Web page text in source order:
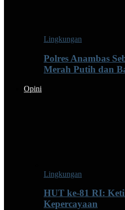
Lingkungan
Polres Anambas
Merah Putih dan
Opini
Lingkungan
HUT ke-81 RI:
Kepercayaan